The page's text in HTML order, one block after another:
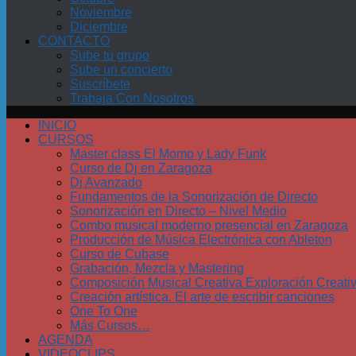
Noviembre
Diciembre
CONTACTO
Sube tu grupo
Sube un concierto
Suscríbete
Trabaja Con Nosotros
INICIO
CURSOS
Master class El Momo y Lady Funk
Curso de Dj en Zaragoza
Dj Avanzado
Fundamentos de la Sonorización de Directo
Sonorización en Directo – Nivel Medio
Combo musical moderno presencial en Zaragoza
Producción de Música Electrónica con Ableton
Curso de Cubase
Grabación, Mezcla y Mastering
Composición Musical Creativa Exploración
Creación artística. El arte de escribir canciones
One To One
Más Cursos…
AGENDA